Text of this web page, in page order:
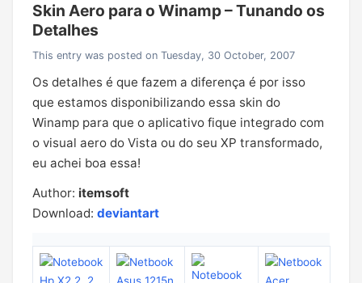
Skin Aero para o Winamp – Tunando os
Detalhes
This entry was posted on Tuesday, 30 October, 2007
Os detalhes é que fazem a diferença é por isso
que estamos disponibilizando essa skin do
Winamp para que o aplicativo fique integrado com
o visual aero do Vista ou do seu XP transformado,
eu achei boa essa!
Author: itemsoft
Download: deviantart